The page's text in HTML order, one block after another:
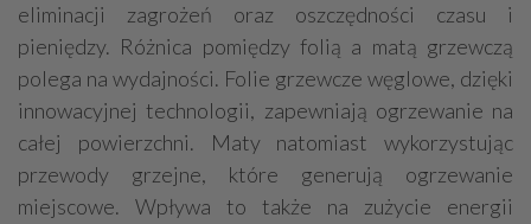
eliminacji zagrożeń oraz oszczędności czasu i
pieniędzy. Różnica pomiędzy folią a matą grzewczą
polega na wydajności. Folie grzewcze węglowe, dzięki
innowacyjnej technologii, zapewniają ogrzewanie na
całej powierzchni. Maty natomiast wykorzystując
przewody grzejne, które generują ogrzewanie
miejscowe. Wpływa to także na zużycie energii